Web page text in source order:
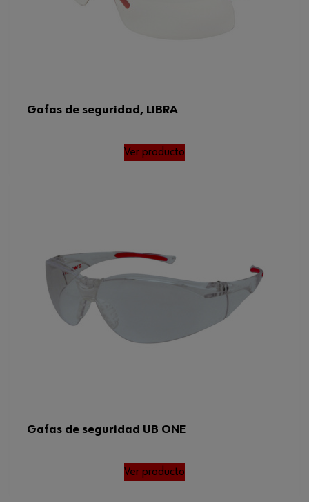
Gafas de seguridad, LIBRA
Ver producto
Gafas de seguridad UB ONE
Ver producto